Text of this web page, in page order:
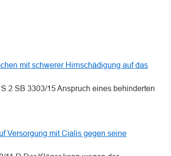
mit schwerer Hirnschädigung auf das
2 SB 3303/15 Anspruch eines behinderten
Versorgung mit Cialis gegen seine